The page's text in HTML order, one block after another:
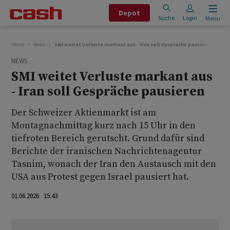
Depot
Suche Login Menu
Home News SMI weitet Verluste markant aus - Iran soll Gespräche pausieren
NEWS
SMI weitet Verluste markant aus
- Iran soll Gespräche pausieren
Der Schweizer Aktienmarkt ist am
Montagnachmittag kurz nach 15 Uhr in den
tiefroten Bereich gerutscht. Grund dafür sind
Berichte der iranischen Nachrichtenagentur
Tasnim, wonach der Iran den Austausch mit den
USA aus Protest gegen Israel pausiert hat.
01.06.2026 15:43